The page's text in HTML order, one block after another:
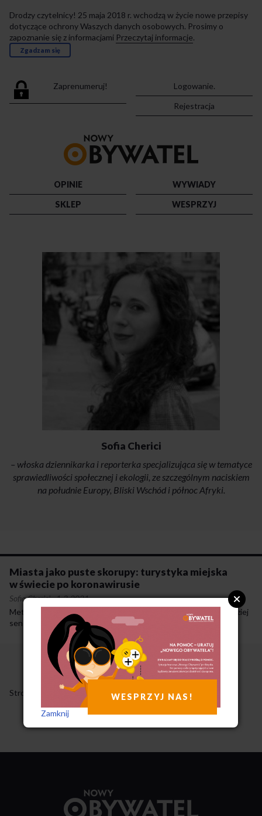
Drodzy czytelnicy! 25 maja 2018 r. wchodzą w życie nowe przepisy
dotyczące ochrony Waszych danych osobowych. Prosimy o
zapoznanie się z informacjami Przeczytaj informacje.
Zgadzam się
Zaprenumeruj!
Logowanie.
Rejestracja
strony
OPINIE
WYWIADY
SKLEP
WESPRZYJ
Sofia Cherici
– włoska dziennikarka i reporterka specjalizująca się w tematyce
sprawiedliwości społecznej i ekologii, ze szczególnym naciskiem
na południe Europy, Bliski Wschód i północ Afryki.
Miasta jako puste skorupy: turystyka miejska
w świecie po koronawirusie
Sofia Cherici·1-3-2021
Metropolie stoją dziś przed unikalną szansą wypracowania bardziej
sensownego podejścia do turystyki.
Strony
WESPRZYJ NAS!
Zamknij